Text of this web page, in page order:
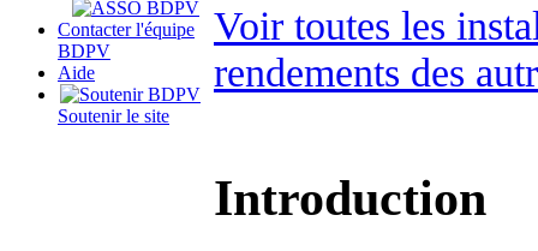
Contacter l'équipe
BDPV
Aide
Soutenir le site
Voir toutes les
rendements des
Introduction